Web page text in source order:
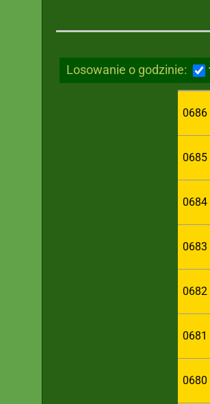
Losowanie o godzinie:
0686
0685
0684
0683
0682
0681
0680